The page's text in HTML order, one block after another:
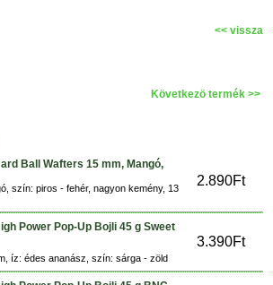
<< vissza
Következö termék >>
Ball Wafters 15 mm, Mangó,
2.890Ft
szín: piros - fehér, nagyon kemény, 13
Power Pop-Up Bojli 45 g Sweet
3.390Ft
íz: édes ananász, szín: sárga - zöld